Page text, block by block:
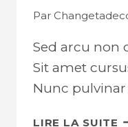
Par
Sed arcu non
Sit amet
Nunc
LIRE LA SUITE